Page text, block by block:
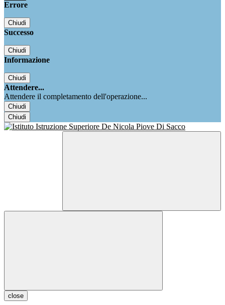
Errore
Chiudi
Successo
Chiudi
Informazione
Chiudi
Attendere...
Attendere il completamento dell'operazione...
Chiudi
Chiudi
close